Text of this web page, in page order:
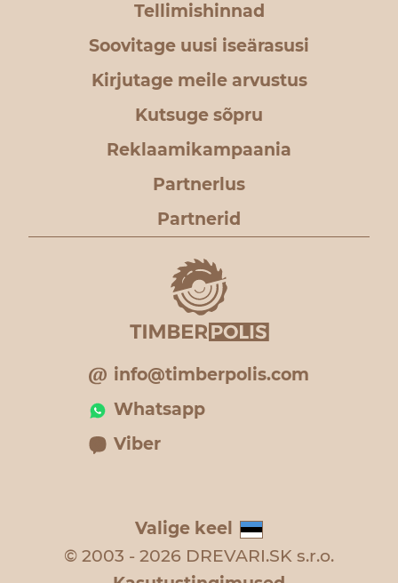
Tellimishinnad
Soovitage uusi iseärasusi
Kirjutage meile arvustus
Kutsuge sõpru
Reklaamikampaania
Partnerlus
Partnerid
info@timberpolis.com
Whatsapp
Viber
Valige keel
© 2003 - 2026 DREVARI.SK s.r.o.